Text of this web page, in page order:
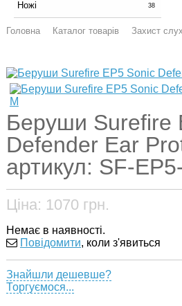
Ножі 38
Головна Каталог товарів Захист
Беруши Surefire
Defender Ear
артикул: SF-
Ціна: 1070 грн.
Немає в наявності.
Повідомити, коли з'явиться
Знайшли дешевше?
Торгуємося...